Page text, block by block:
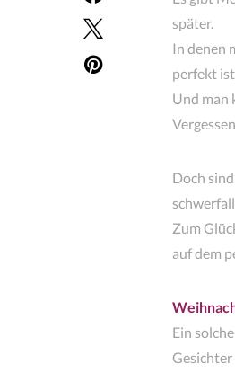
später.
In denen
perfekt
Und man
Doch
Zum
auf dem
Ein
Gesichter